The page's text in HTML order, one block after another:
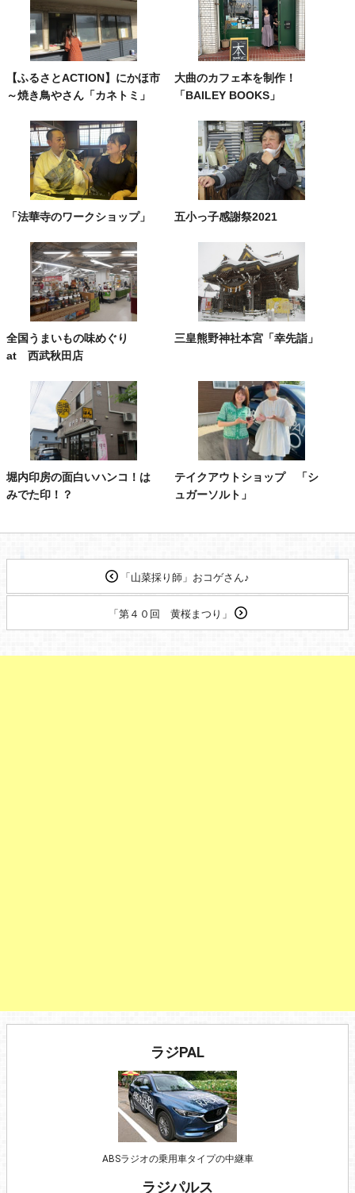
【ふるさとACTION】にかほ市
～焼き鳥やさん「カネトミ」
大曲のカフェ本を制作！
「BAILEY BOOKS」
「法華寺のワークショップ」 五小っ子感謝祭2021
全国うまいもの味めぐり
at 西武秋田店
三皇熊野神社本宮「幸先詣」
堀内印房の面白いハンコ！は
みでた印！？
テイクアウトショップ 「シ
ュガーソルト」
「山菜採り師」おコゲさん♪
「第４０回 黄桜まつり」
ラジPAL
ABSラジオの乗用車タイプの中継車
ラジパルス